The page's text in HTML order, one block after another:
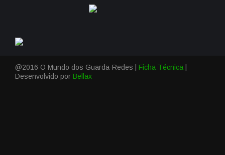
@2016 O Mundo dos Guarda-Redes | Ficha Técnica
Desenvolvido por Bellax